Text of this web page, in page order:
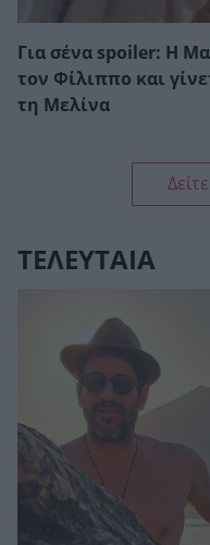
Για σένα spoiler: Η
τον Φίλιππο και
τη Μελίνα
ΤΕΛΕΥΤΑΙΑ